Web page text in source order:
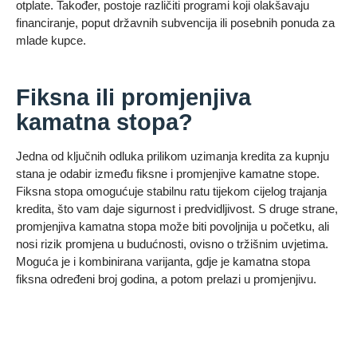
otplate. Također, postoje različiti programi koji olakšavaju
financiranje, poput državnih subvencija ili posebnih ponuda za
mlade kupce.
Fiksna ili promjenjiva
kamatna stopa?
Jedna od ključnih odluka prilikom uzimanja kredita za kupnju
stana je odabir između fiksne i promjenjive kamatne stope.
Fiksna stopa omogućuje stabilnu ratu tijekom cijelog trajanja
kredita, što vam daje sigurnost i predvidljivost. S druge strane,
promjenjiva kamatna stopa može biti povoljnija u početku, ali
nosi rizik promjena u budućnosti, ovisno o tržišnim uvjetima.
Moguća je i kombinirana varijanta, gdje je kamatna stopa
fiksna određeni broj godina, a potom prelazi u promjenjivu.